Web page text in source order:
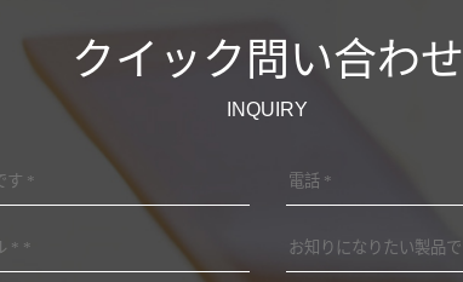
クイック問い合わせ
INQUIRY